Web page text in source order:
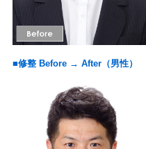
■修整 Before → After（男性）